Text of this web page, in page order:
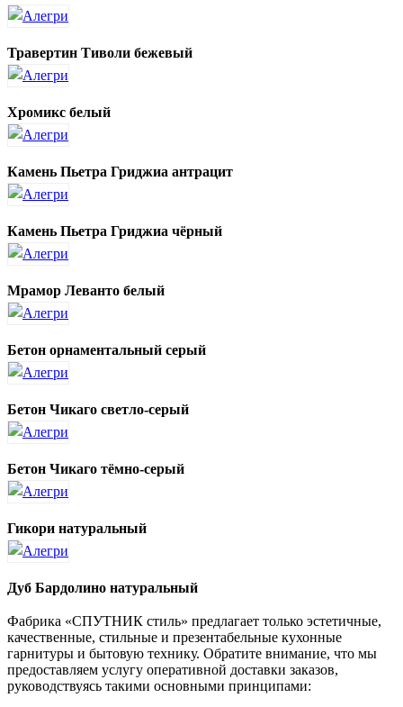
Травертин Тиволи бежевый
Хромикс белый
Камень Пьетра Гриджиа антрацит
Камень Пьетра Гриджиа чёрный
Мрамор Леванто белый
Бетон орнаментальный серый
Бетон Чикаго светло-серый
Бетон Чикаго тёмно-серый
Гикори натуральный
Дуб Бардолино натуральный
Фабрика «СПУТНИК стиль» предлагает только эстетичные,
качественные, стильные и презентабельные кухонные
гарнитуры и бытовую технику. Обратите внимание, что мы
предоставляем услугу оперативной доставки заказов,
руководствуясь такими основными принципами: